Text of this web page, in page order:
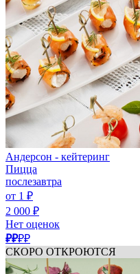
Андерсон - кейтеринг
Пицца
послезавтра
от 1 ₽
2 000 ₽
Нет оценок
₽₽₽₽
СКОРО ОТКРОЮТСЯ